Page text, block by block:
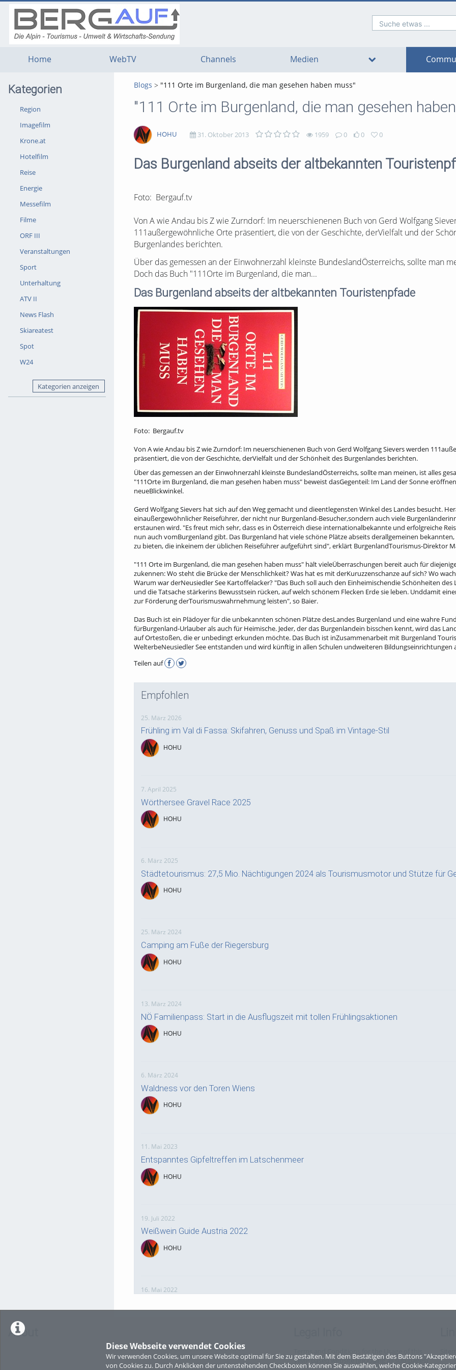
Diese Webseite verwendet Cookies
Wir verwenden Cookies, um unsere Website optimal für Sie zu gestalten. Mit dem Bestätigen des Buttons
von Cookies zu. Durch Anklicken der untenstehenden Checkboxen können Sie auswählen, welche Cookie-
Suche etwas ...
Home WebTV Channels Medien
Kategorien
Region
Imagefilm
Krone.at
Hotelfilm
Reise
Energie
Messefilm
Filme
ORF III
Veranstaltungen
Sport
Unterhaltung
ATV II
News Flash
Skiareatest
Spot
W24
Kategorien anzeigen
Blogs "111 Orte im Burgenland, die man gesehen haben muss"
"111 Orte im Burgenland, die man gesehen
HOHU 31. Oktober 2013 1959 0 0 0
Das Burgenland abseits der altbekannten
Foto: Bergauf.tv
Von A wie Andau bis Z wie Zurndorf: Im neuerschienenen Buch von Gerd Wolfgang
111außergewöhnliche Orte präsentiert, die von der Geschichte, derVielfalt und der
Burgenlandes berichten.
Über das gemessen an der Einwohnerzahl kleinste BundeslandÖsterreichs, sollte man
Doch das Buch "111Orte im Burgenland, die man...
Das Burgenland abseits der altbekannten Touristenpfade
Foto: Bergauf.tv
Von A wie Andau bis Z wie Zurndorf: Im neuerschienenen Buch von Gerd Wolfgang Sievers werden
präsentiert, die von der Geschichte, derVielfalt und der Schönheit des Burgenlandes berichten.
Über das gemessen an der Einwohnerzahl kleinste BundeslandÖsterreichs, sollte man meinen, ist alles
"111Orte im Burgenland, die man gesehen haben muss" beweist dasGegenteil: Im Land der Sonne
neueBlickwinkel.
Gerd Wolfgang Sievers hat sich auf den Weg gemacht und dieentlegensten Winkel des Landes besucht.
einaußergewöhnlicher Reiseführer, der nicht nur Burgenland-Besucher,sondern auch viele
erstaunen wird. "Es freut mich sehr, dass es in Österreich diese internationalbekannte und erfolgreiche
nun auch vomBurgenland gibt. Das Burgenland hat viele schöne Plätze abseits derallgemeinen
zu bieten, die inkeinem der üblichen Reiseführer aufgeführt sind", erklärt BurgenlandTourismus-Direktor
"111 Orte im Burgenland, die man gesehen haben muss" hält vieleÜberraschungen bereit auch für
zukennen: Wo steht die Brücke der Menschlichkeit? Was hat es mit derKuruzzenschanze auf sich? Wo
Warum war derNeusiedler See Kartoffelacker? "Das Buch soll auch den Einheimischendie Schönheiten
und die Tatsache stärkerins Bewusstsein rücken, auf welch schönem Flecken Erde sie leben. Unddamit
zur Förderung derTourismuswahrnehmung leisten", so Baier.
Das Buch ist ein Plädoyer für die unbekannten schönen Plätze desLandes Burgenland und eine wahre
fürBurgenland-Urlauber als auch für Heimische. Jeder, der das Burgenlandein bisschen kennt, wird das
auf Ortestoßen, die er unbedingt erkunden möchte. Das Buch ist inZusammenarbeit mit Burgenland
WelterbeNeusiedler See entstanden und wird künftig in allen Schulen undweiteren Bildungseinrichtungen
Teilen auf
Empfohlen
25. März 2026
Frühling im Val di Fassa: Skifahren, Genuss und Spaß im Vintage-Stil
HOHU
7. April 2025
Wörthersee Gravel Race 2025
HOHU
6. März 2025
Städtetourismus: 27,5 Mio. Nächtigungen 2024 als Tourismusmotor und Stütze für
HOHU
25. März 2024
Camping am Fuße der Riegersburg
HOHU
13. März 2024
NÖ Familienpass: Start in die Ausflugszeit mit tollen Frühlingsaktionen
HOHU
6. März 2024
Waldness vor den Toren Wiens
HOHU
11. Mai 2023
Entspanntes Gipfeltreffen im Latschenmeer
HOHU
19. Juli 2022
Weißwein Guide Austria 2022
HOHU
16. Mai 2022
9. Mai 2022
About
ViMP based website (including all sub-pages)